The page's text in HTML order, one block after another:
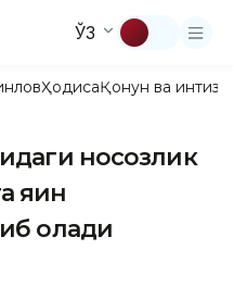
ЎЗ
ҲодисаҚонун ва
носозлик
яқин
олади